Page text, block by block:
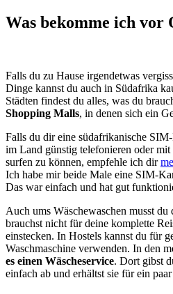
Was bekomme ich vor
Falls du zu Hause irgendetwas
Dinge kannst du auch in Südafrika
Städten findest du alles, was du
Shopping Malls, in denen sich ein
Falls du dir eine südafrikanische
im Land günstig telefonieren oder
surfen zu können, empfehle ich dir
Ich habe mir beide Male eine SIM-
Das war einfach und hat gut
Auch ums Wäschewaschen musst
brauchst nicht für deine komplette
einstecken. In Hostels kannst du für
Waschmaschine verwenden. In den
es einen Wäscheservice. Dort gibst
einfach ab und erhältst sie für ein